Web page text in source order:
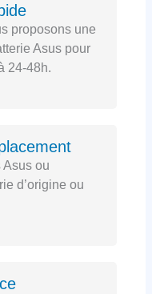
proposons une
Asus pour
24-48h.
Asus ou
d’origine ou